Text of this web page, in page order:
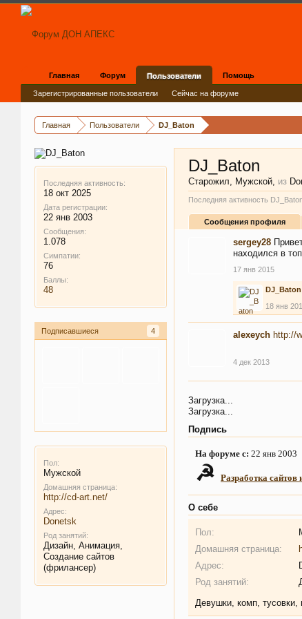
Главная Пользователи DJ_Baton
Последняя активность:
18 окт 2025
Дата регистрации:
22 янв 2003
Сообщения:
1.078
Симпатии:
76
Баллы:
48
Подписавшиеся 4
Пол:
Мужской
Домашняя страница:
http://cd-art.net/
Адрес:
Donetsk
Род занятий:
Дизайн, Анимация,
Создание сайтов
(фрилансер)
DJ_Baton
Старожил, Мужской, из
Последняя активность
Сообщения профиля
sergey28
находился в
17 янв 2015
DJ_Baton
18 янв
alexeych http://
4 дек 2013
Загрузка...
Загрузка...
Подпись
На форуме с: 22 янв 2003
☭ Разработка сайтов
О себе
Пол:
Домашняя страница:
Адрес:
Род занятий:
Девушки, комп, тусовки,
Главная Форум Пользователи
Зарегистрированные пользователи Сейчас на форуме
Помощь